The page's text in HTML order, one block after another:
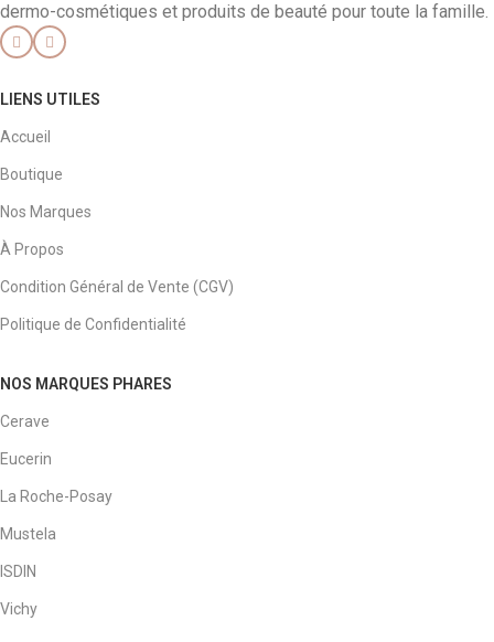
dermo-cosmétiques et produits de beauté pour toute la famille.
LIENS UTILES
Accueil
Boutique
Nos Marques
À Propos
Condition Général de Vente (CGV)
Politique de Confidentialité
NOS MARQUES PHARES
Cerave
Eucerin
La Roche-Posay
Mustela
ISDIN
Vichy